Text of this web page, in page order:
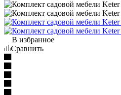
В избранное
Сравнить